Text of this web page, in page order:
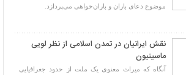
موضوع دعای باران و باران‌خواهی می‌پردازد.
نقش ایرانیان در تمدن اسلامى از نظر لویى
ماسینیون
آنگاه که میراث معنوى یک ملت از حدود جغرافیایى